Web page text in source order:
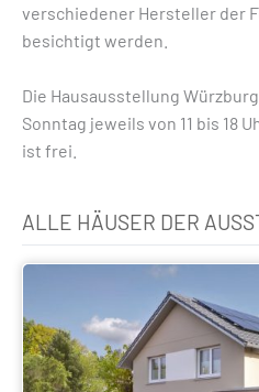
verschiedener Hersteller der
besichtigt werden.
Die Hausausstellung
Sonntag jeweils von 11 bis 18
ist frei.
ALLE HÄUSER DER